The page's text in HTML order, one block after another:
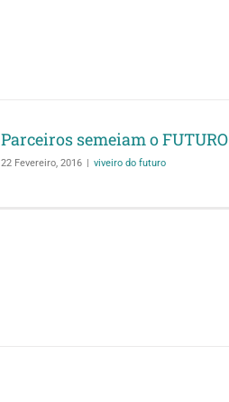
Parceiros semeiam o FUTURO
22 Fevereiro, 2016 | viveiro do futuro